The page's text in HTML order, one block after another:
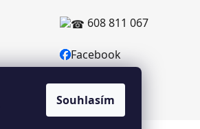
Souhlasím
608 811 067
Facebook